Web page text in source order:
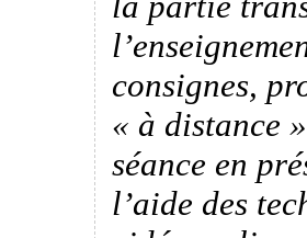
consignes,
« à distance
séance en
l’aide des